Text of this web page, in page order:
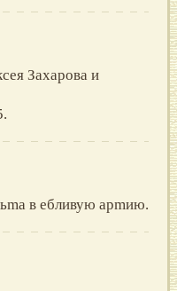
Захарова и
в ебливую арmию.